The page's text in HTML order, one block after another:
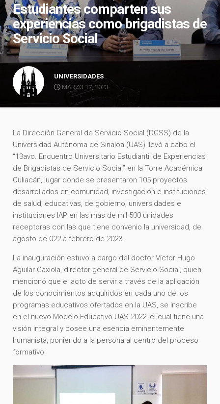
Estudiantes comparten sus
experiencias como brigadistas de
Servicio Social
UNIVERSIDADES
MARZO 17, 2023
La Dirección General de Servicio Social (DGSS) de la
Universidad Autónoma de Sinaloa (UAS) llevó a cabo el
“13avo. Encuentro Universitario Estudiantil de Experiencias
de Brigadistas de Servicio Social” en la Torre Académica
Culiacán, lugar donde se presentaron 105 proyectos
desarrollados en comunidad, investigación e instituciones
de salud, educativas, de gobierno, universidades e
instituciones IAP en las más de mil 500 unidades
receptoras con las que tiene convenio la universidad, de
agosto de 022 a febrero de 2023.
La inauguración estuvo a cargo del doctor Víctor Hugo
Aguilar Gaxiola, director general de Servicio Social, quien
mencionó que el acto de servir a través de la aplicación
de los conocimientos adquiridos en cada uno de los
programas educativos ofertados en la UAS, se inscribe
en el nuevo Modelo Educativo UAS 2022, el cual tiene una
visión integral y posee una esencia eminentemente
humanista, poniendo a la persona al centro del proceso
formativo.